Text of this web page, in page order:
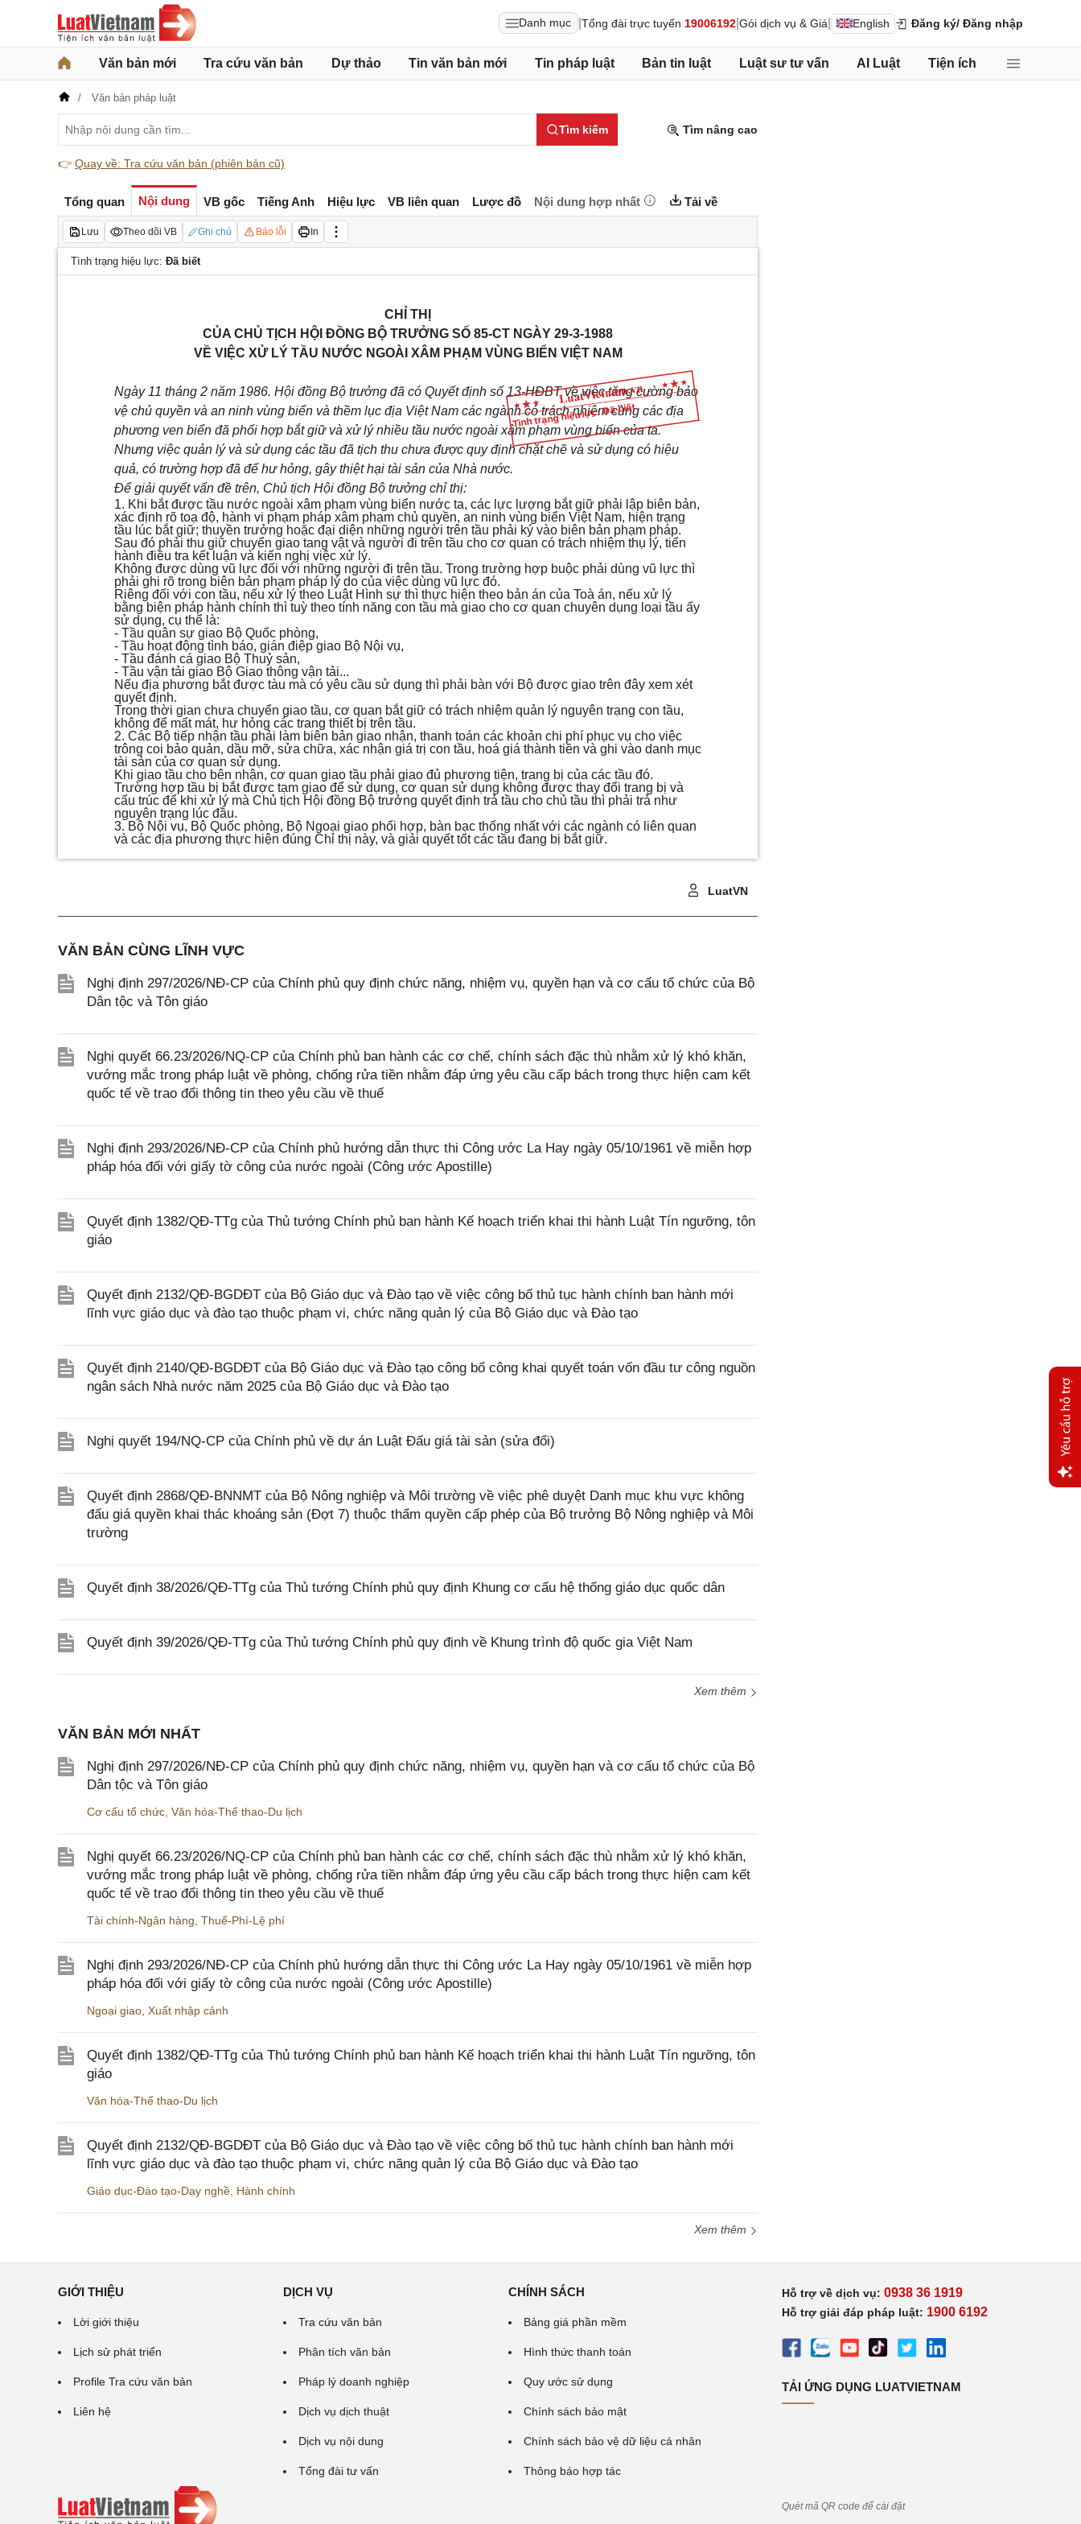
Danh mục Tổng đài trực tuyến 19006192 Gói dịch vụ & Giá English Đăng ký/ Đăng nhập
Văn bản mới Tra cứu văn bản Dự thảo Tin văn bản mới Tin pháp luật Bản tin luật Luật sư tư vấn AI Luật Tiện ích
Văn bản pháp luật
Tìm kiếm Tìm nâng cao
👉 Quay về: Tra cứu văn bản (phiên bản cũ)
Tổng quan Nội dung VB gốc Tiếng Anh Hiệu lực VB liên quan Lược đồ Nội dung hợp nhất Tải về
Lưu Theo dõi VB Ghi chú Báo lỗi In
Tình trạng hiệu lực: Đã biết
Tình trạng hiệu lực: Đã biết
CHỈ THỊ
CỦA CHỦ TỊCH HỘI ĐỒNG BỘ TRƯỞNG SỐ 85-CT NGÀY 29-3-1988
VỀ VIỆC XỬ LÝ TẦU NƯỚC NGOÀI XÂM PHẠM VÙNG BIỂN VIỆT NAM
Ngày 11 tháng 2 năm 1986. Hội đồng Bộ trưởng đã có Quyết định số 13-HĐBT về việc tăng cường bảo
vệ chủ quyền và an ninh vùng biển và thềm lục địa Việt Nam các ngành có trách nhiệm cùng các địa
phương ven biển đã phối hợp bắt giữ và xử lý nhiều tầu nước ngoài xâm phạm vùng biển của ta.
Nhưng việc quản lý và sử dụng các tầu đã tịch thu chưa được quy định chặt chẽ và sử dụng có hiệu
quả, có trường hợp đã để hư hỏng, gây thiệt hại tài sản của Nhà nước.
Để giải quyết vấn đề trên, Chủ tịch Hội đồng Bộ trưởng chỉ thị:
1. Khi bắt được tầu nước ngoài xâm phạm vùng biển nước ta, các lực lượng bắt giữ phải lập biên bản,
xác định rõ toạ độ, hành vi phạm pháp xâm phạm chủ quyền, an ninh vùng biển Việt Nam, hiện trạng
tầu lúc bắt giữ; thuyền trưởng hoặc đại diện những người trên tầu phải ký vào biên bản phạm pháp.
Sau đó phải thu giữ chuyển giao tang vật và người đi trên tầu cho cơ quan có trách nhiệm thụ lý, tiến
hành điều tra kết luận và kiến nghị việc xử lý.
Không được dùng vũ lực đối với những người đi trên tầu. Trong trường hợp buộc phải dùng vũ lực thì
phải ghi rõ trong biên bản phạm pháp lý do của việc dùng vũ lực đó.
Riêng đối với con tầu, nếu xử lý theo Luật Hình sự thì thực hiện theo bản án của Toà án, nếu xử lý
bằng biện pháp hành chính thì tuỳ theo tính năng con tầu mà giao cho cơ quan chuyên dụng loại tầu ấy
sử dụng, cụ thể là:
- Tầu quân sự giao Bộ Quốc phòng,
- Tầu hoạt động tình báo, gián điệp giao Bộ Nội vụ,
- Tầu đánh cá giao Bộ Thuỷ sản,
- Tầu vận tải giao Bộ Giao thông vận tải...
Nếu địa phương bắt được tàu mà có yêu cầu sử dụng thì phải bàn với Bộ được giao trên đây xem xét
quyết định.
Trong thời gian chưa chuyển giao tầu, cơ quan bắt giữ có trách nhiệm quản lý nguyên trạng con tầu,
không để mất mát, hư hỏng các trang thiết bị trên tầu.
2. Các Bộ tiếp nhận tầu phải làm biên bản giao nhận, thanh toán các khoản chi phí phục vụ cho việc
trông coi bảo quản, dầu mỡ, sửa chữa, xác nhận giá trị con tầu, hoá giá thành tiền và ghi vào danh mục
tài sản của cơ quan sử dụng.
Khi giao tầu cho bên nhận, cơ quan giao tầu phải giao đủ phương tiện, trang bị của các tầu đó.
Trường hợp tầu bị bắt được tạm giao để sử dụng, cơ quan sử dụng không được thay đổi trang bị và
cấu trúc để khi xử lý mà Chủ tịch Hội đồng Bộ trưởng quyết định trả tầu cho chủ tầu thì phải trả như
nguyên trạng lúc đầu.
3. Bộ Nội vụ, Bộ Quốc phòng, Bộ Ngoại giao phối hợp, bàn bạc thống nhất với các ngành có liên quan
và các địa phương thực hiện đúng Chỉ thị này, và giải quyết tốt các tầu đang bị bắt giữ.
LuatVN
VĂN BẢN CÙNG LĨNH VỰC
Nghị định 297/2026/NĐ-CP của Chính phủ quy định chức năng, nhiệm vụ, quyền hạn và cơ cấu tổ chức của Bộ
Dân tộc và Tôn giáo
Nghị quyết 66.23/2026/NQ-CP của Chính phủ ban hành các cơ chế, chính sách đặc thù nhằm xử lý khó khăn,
vướng mắc trong pháp luật về phòng, chống rửa tiền nhằm đáp ứng yêu cầu cấp bách trong thực hiện cam kết
quốc tế về trao đổi thông tin theo yêu cầu về thuế
Nghị định 293/2026/NĐ-CP của Chính phủ hướng dẫn thực thi Công ước La Hay ngày 05/10/1961 về miễn hợp
pháp hóa đối với giấy tờ công của nước ngoài (Công ước Apostille)
Quyết định 1382/QĐ-TTg của Thủ tướng Chính phủ ban hành Kế hoạch triển khai thi hành Luật Tín ngưỡng, tôn
giáo
Quyết định 2132/QĐ-BGDĐT của Bộ Giáo dục và Đào tạo về việc công bố thủ tục hành chính ban hành mới
lĩnh vực giáo dục và đào tạo thuộc phạm vi, chức năng quản lý của Bộ Giáo dục và Đào tạo
Quyết định 2140/QĐ-BGDĐT của Bộ Giáo dục và Đào tạo công bố công khai quyết toán vốn đầu tư công nguồn
ngân sách Nhà nước năm 2025 của Bộ Giáo dục và Đào tạo
Nghị quyết 194/NQ-CP của Chính phủ về dự án Luật Đấu giá tài sản (sửa đổi)
Quyết định 2868/QĐ-BNNMT của Bộ Nông nghiệp và Môi trường về việc phê duyệt Danh mục khu vực không
đấu giá quyền khai thác khoáng sản (Đợt 7) thuộc thẩm quyền cấp phép của Bộ trưởng Bộ Nông nghiệp và Môi
trường
Quyết định 38/2026/QĐ-TTg của Thủ tướng Chính phủ quy định Khung cơ cấu hệ thống giáo dục quốc dân
Quyết định 39/2026/QĐ-TTg của Thủ tướng Chính phủ quy định về Khung trình độ quốc gia Việt Nam
Xem thêm
VĂN BẢN MỚI NHẤT
Nghị định 297/2026/NĐ-CP của Chính phủ quy định chức năng, nhiệm vụ, quyền hạn và cơ cấu tổ chức của Bộ
Dân tộc và Tôn giáo
Cơ cấu tổ chức, Văn hóa-Thể thao-Du lịch
Nghị quyết 66.23/2026/NQ-CP của Chính phủ ban hành các cơ chế, chính sách đặc thù nhằm xử lý khó khăn,
vướng mắc trong pháp luật về phòng, chống rửa tiền nhằm đáp ứng yêu cầu cấp bách trong thực hiện cam kết
quốc tế về trao đổi thông tin theo yêu cầu về thuế
Tài chính-Ngân hàng, Thuế-Phí-Lệ phí
Nghị định 293/2026/NĐ-CP của Chính phủ hướng dẫn thực thi Công ước La Hay ngày 05/10/1961 về miễn hợp
pháp hóa đối với giấy tờ công của nước ngoài (Công ước Apostille)
Ngoại giao, Xuất nhập cảnh
Quyết định 1382/QĐ-TTg của Thủ tướng Chính phủ ban hành Kế hoạch triển khai thi hành Luật Tín ngưỡng, tôn
giáo
Văn hóa-Thể thao-Du lịch
Quyết định 2132/QĐ-BGDĐT của Bộ Giáo dục và Đào tạo về việc công bố thủ tục hành chính ban hành mới
lĩnh vực giáo dục và đào tạo thuộc phạm vi, chức năng quản lý của Bộ Giáo dục và Đào tạo
Giáo dục-Đào tạo-Dạy nghề, Hành chính
Xem thêm
GIỚI THIỆU
Lời giới thiệu
Lịch sử phát triển
Profile Tra cứu văn bản
Liên hệ
DỊCH VỤ
Tra cứu văn bản
Phân tích văn bản
Pháp lý doanh nghiệp
Dịch vụ dịch thuật
Dịch vụ nội dung
Tổng đài tư vấn
CHÍNH SÁCH
Bảng giá phần mềm
Hình thức thanh toán
Quy ước sử dụng
Chính sách bảo mật
Chính sách bảo vệ dữ liệu cá nhân
Thông báo hợp tác
Hỗ trợ về dịch vụ: 0938 36 1919
Hỗ trợ giải đáp pháp luật: 1900 6192
TẢI ỨNG DỤNG LUATVIETNAM
Quét mã QR code để cài đặt